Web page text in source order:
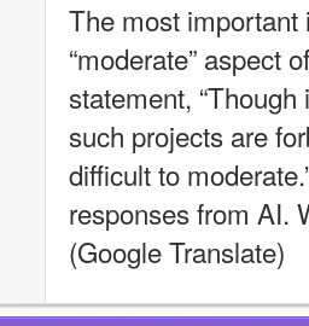
The most important
“moderate” aspect
statement,
such projects are
difficult to
responses from AI.
(Google Translate)